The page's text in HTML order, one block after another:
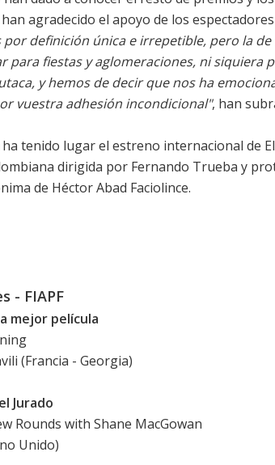
agradecido el apoyo de los
por definición única e irrepetible, pero la
para fiestas y aglomeraciones, ni siquiera
y hemos de decir que nos ha
vuestra adhesión incondicional", han
tenido lugar el estreno internacional de
dirigida por Fernando Trueba y
de Héctor Abad Faciolince.
- FIAPF
mejor película
(Francia - Georgia)
Jurado
Rounds with Shane MacGowan
Unido)